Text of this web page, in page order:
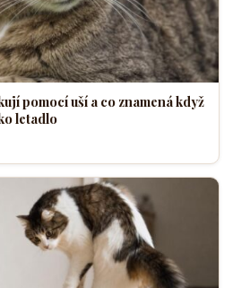
pomocí uší a co znamená když
letadlo